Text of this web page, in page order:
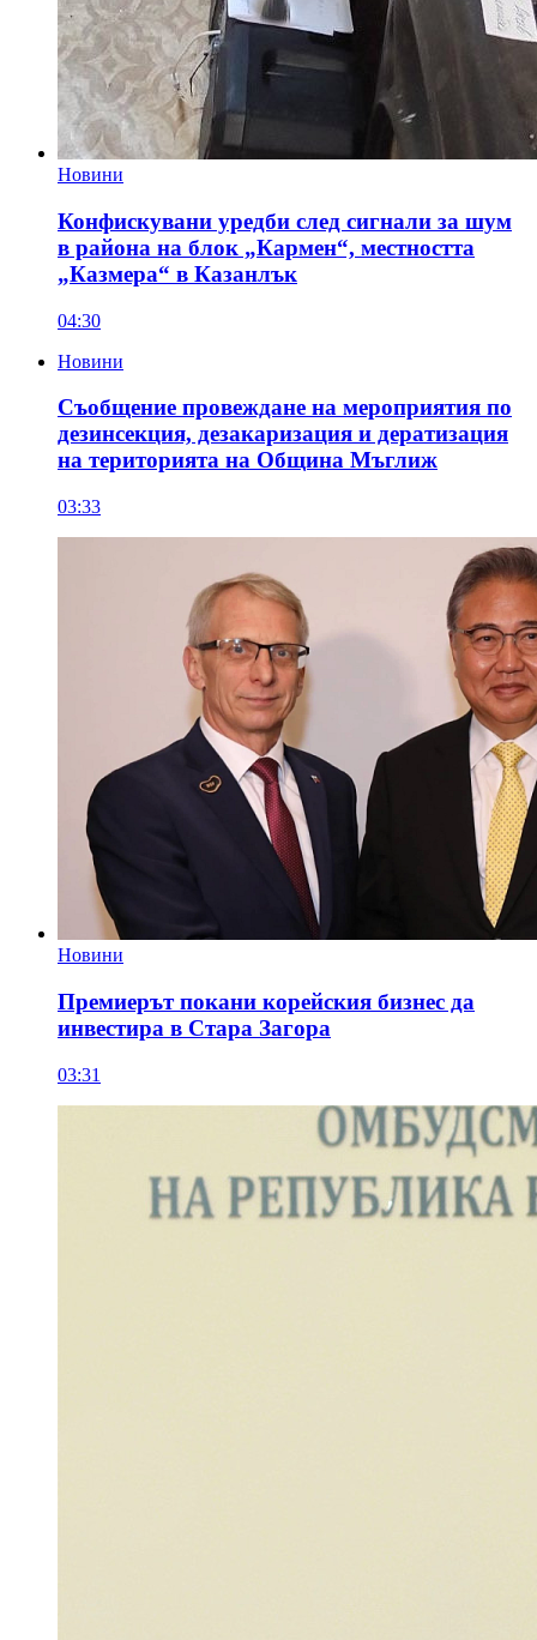
Новини
Конфискувани уредби след сигнали за шум
в района на блок „Кармен“, местността
„Казмера“ в Казанлък
04:30
Новини
Съобщение провеждане на мероприятия по
дезинсекция, дезакаризация и дератизация
на територията на Община Мъглиж
03:33
Новини
Премиерът покани корейския бизнес да
инвестира в Стара Загора
03:31